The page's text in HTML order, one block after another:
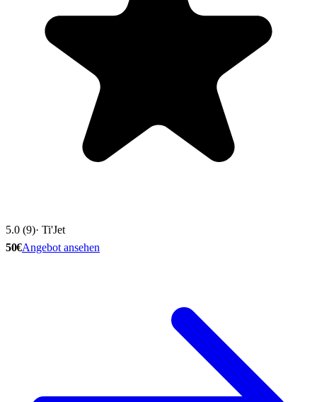
5.0 (9)· Ti'Jet
50€Angebot ansehen